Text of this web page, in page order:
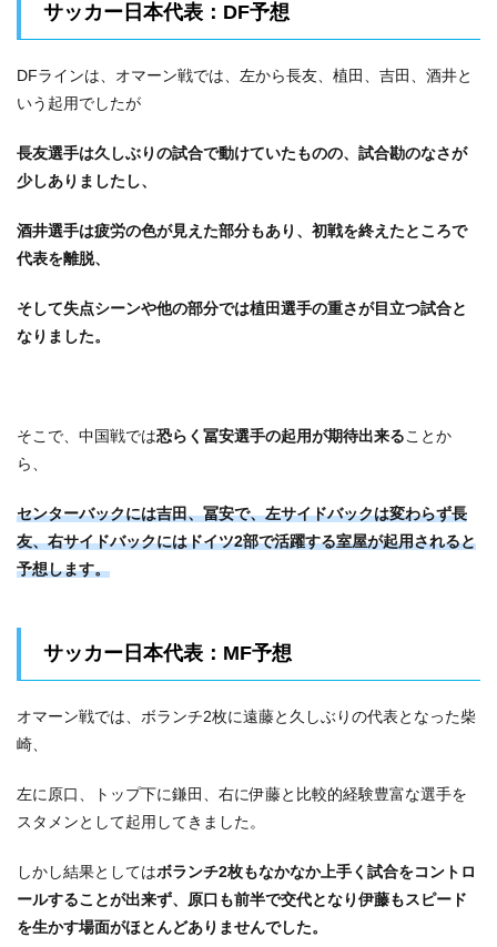
サッカー日本代表：DF予想
DFラインは、オマーン戦では、左から長友、植田、吉田、酒井と
いう起用でしたが
長友選手は久しぶりの試合で動けていたものの、試合勘のなさが
少しありましたし、
酒井選手は疲労の色が見えた部分もあり、初戦を終えたところで
代表を離脱、
そして失点シーンや他の部分では植田選手の重さが目立つ試合と
なりました。
そこで、中国戦では恐らく冨安選手の起用が期待出来ることか
ら、
センターバックには吉田、冨安で、左サイドバックは変わらず長
友、右サイドバックにはドイツ2部で活躍する室屋が起用されると
予想します。
サッカー日本代表：MF予想
オマーン戦では、ボランチ2枚に遠藤と久しぶりの代表となった柴
崎、
左に原口、トップ下に鎌田、右に伊藤と比較的経験豊富な選手を
スタメンとして起用してきました。
しかし結果としてはボランチ2枚もなかなか上手く試合をコントロ
ールすることが出来ず、原口も前半で交代となり伊藤もスピード
を生かす場面がほとんどありませんでした。